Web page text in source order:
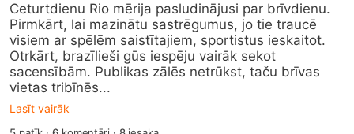
Ceturtdienu Rio mērija pasludinājusi par brīvdienu.
Pirmkārt, lai mazinātu sastrēgumus, jo tie traucē
visiem ar spēlēm saistītajiem, sportistus ieskaitot.
Otrkārt, brazīlieši gūs iespēju vairāk sekot
sacensībām. Publikas zālēs netrūkst, taču brīvas
vietas tribīnēs...
Lasīt vairāk